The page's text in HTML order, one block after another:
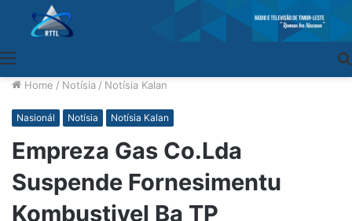
Home / Notísia / Notísia Kalan
Nasionál Notísia Notísia Kalan
Empreza Gas Co.Lda
Suspende Fornesimentu
Kombustivel Ba TP